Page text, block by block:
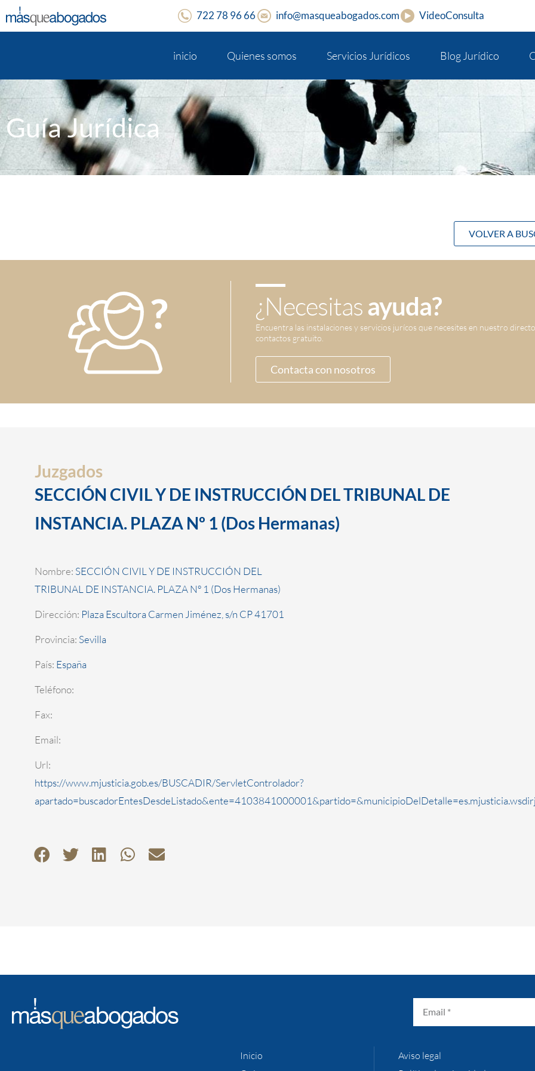
722 78 96 66 info@masqueabogados.com VideoConsulta
inicio Quienes somos Servicios Jurídicos Blog Jurídico
Guía Jurídica
VOLVER A
¿Necesitasayuda?
Encuentra las instalaciones y servicios jurícos que necesites en nuestro
contactos gratuito.
Contacta con nosotros
Juzgados
SECCIÓN CIVIL Y DE INSTRUCCIÓN DEL TRIBUNAL DE
INSTANCIA. PLAZA Nº 1 (Dos Hermanas)
Nombre: SECCIÓN CIVIL Y DE INSTRUCCIÓN DEL
TRIBUNAL DE INSTANCIA. PLAZA Nº 1 (Dos Hermanas)
Dirección: Plaza Escultora Carmen Jiménez, s/n CP 41701
Provincia: Sevilla
País: España
Teléfono:
Fax:
Email:
Url:
https://www.mjusticia.gob.es/BUSCADIR/ServletControlador?
Inicio
Aviso legal